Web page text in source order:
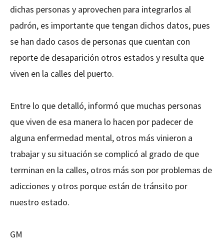
dichas personas y aprovechen para integrarlos al
padrón, es importante que tengan dichos datos, pues
se han dado casos de personas que cuentan con
reporte de desaparición otros estados y resulta que
viven en la calles del puerto.
Entre lo que detalló, informó que muchas personas
que viven de esa manera lo hacen por padecer de
alguna enfermedad mental, otros más vinieron a
trabajar y su situación se complicó al grado de que
terminan en la calles, otros más son por problemas de
adicciones y otros porque están de tránsito por
nuestro estado.
GM